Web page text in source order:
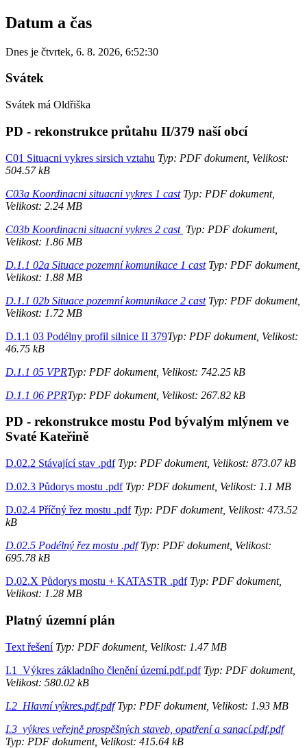
Datum a čas
Dnes je čtvrtek, 6. 8. 2026, 6:52:30
Svátek
Svátek má Oldřiška
PD - rekonstrukce průtahu II/379 naší obcí
C01 Situacni vykres sirsich vztahu Typ: PDF dokument, Velikost:
504.57 kB
C03a Koordinacni situacni vykres 1 castTyp: PDF dokument,
Velikost: 2.24 MB
C03b Koordinacni situacni vykres 2 cast Typ: PDF dokument,
Velikost: 1.86 MB
D.1.1 02a Situace pozemní komunikace 1 castTyp: PDF dokument,
Velikost: 1.88 MB
D.1.1 02b Situace pozemní komunikace 2 castTyp: PDF dokument,
Velikost: 1.72 MB
D.1.1 03 Podélny profil silnice II 379Typ: PDF dokument, Velikost:
46.75 kB
D.1.1 05 VPRTyp: PDF dokument, Velikost: 742.25 kB
D.1.1 06 PPRTyp: PDF dokument, Velikost: 267.82 kB
PD - rekonstrukce mostu Pod bývalým mlýnem ve
Svaté Kateřině
D.02.2 Stávající stav .pdfTyp: PDF dokument, Velikost: 873.07 kB
D.02.3 Půdorys mostu .pdfTyp: PDF dokument, Velikost: 1.1 MB
D.02.4 Příčný řez mostu .pdfTyp: PDF dokument, Velikost: 473.52
kB
D.02.5 Podélný řez mostu .pdfTyp: PDF dokument, Velikost:
695.78 kB
D.02.X Půdorys mostu + KATASTR .pdfTyp: PDF dokument,
Velikost: 1.28 MB
Platný územní plán
Text řešeníTyp: PDF dokument, Velikost: 1.47 MB
I.1_Výkres základního členění území.pdf.pdfTyp: PDF dokument,
Velikost: 580.02 kB
I.2_Hlavní výkres.pdf.pdfTyp: PDF dokument, Velikost: 1.93 MB
I.3_výkres veřejně prospěšných staveb, opatření a sanací.pdf.pdf
Typ: PDF dokument, Velikost: 415.64 kB